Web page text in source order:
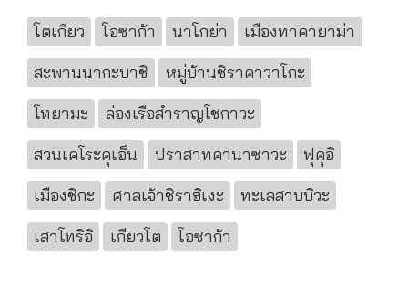
โตเกียว โอซาก้า นาโกย่า
เมืองทาคายาม่า
สะพานนากะบาชิ
หมู่บ้านชิราคาวาโกะ
โทยามะ
ล่องเรือสำราญโชกาวะ
สวนเคโระคุเอ็น
ปราสาทคานาซาวะ
ฟุคุอิ
เมืองชิกะ
ศาลเจ้าชิราฮิเงะ
ทะเลสาบบิวะ
เสาโทริอิ
เกียวโต โอซาก้า